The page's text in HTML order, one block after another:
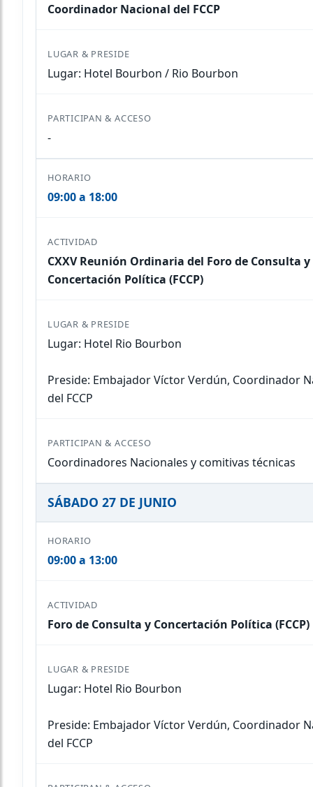
Coordinador Nacional del FCCP
Lugar: Hotel Bourbon / Rio Bourbon
-
09:00 a 18:00
CXXV Reunión Ordinaria del Foro de Consulta y
Concertación Política (FCCP)
Lugar: Hotel Rio Bourbon
Preside: Embajador Víctor Verdún, Coordinador
del FCCP
Coordinadores Nacionales y comitivas técnicas
SÁBADO 27 DE JUNIO
09:00 a 13:00
Foro de Consulta y Concertación Política (FCCP)
Lugar: Hotel Rio Bourbon
Preside: Embajador Víctor Verdún, Coordinador
del FCCP